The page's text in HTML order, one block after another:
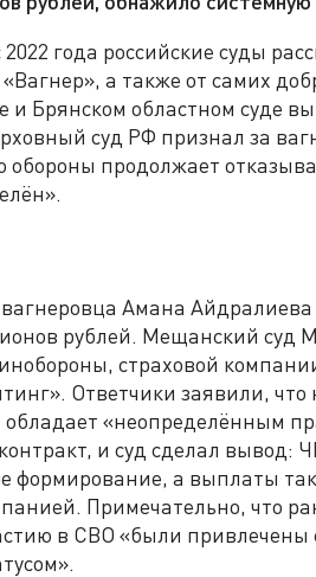
2022 года российские суды
а также от самих
и Брянском областном суде
суд РФ признал за
продолжает
Амана Айдралиева
рублей. Мещанский суд
страховой
Ответчики заявили,
обладает «неопределённым
и суд сделал вывод:
формирование, а выплаты
Примечательно, что
в СВО «были привлечены